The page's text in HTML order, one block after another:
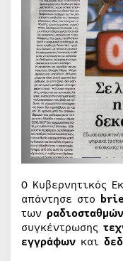
Ο Κυβερνητικός
απάντησε στο
των ραδιοσταθμών
συγκέντρωσης
εγγράφων και